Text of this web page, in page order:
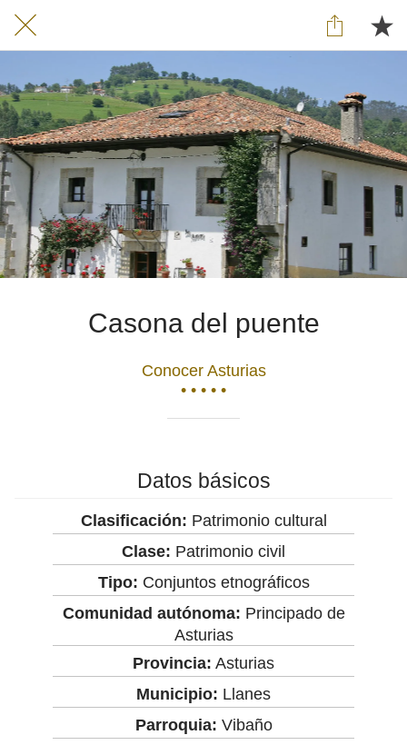
Casona del puente
Conocer Asturias
• • • • •
Datos básicos
Clasificación: Patrimonio cultural
Clase: Patrimonio civil
Tipo: Conjuntos etnográficos
Comunidad autónoma: Principado de
Asturias
Provincia: Asturias
Municipio: Llanes
Parroquia: Vibaño